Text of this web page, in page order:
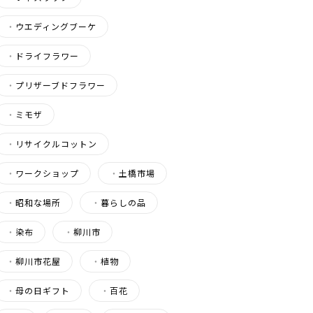
・ ウエディングブーケ
・ ドライフラワー
・ プリザーブドフラワー
・ ミモザ
・ リサイクルコットン
・ ワークショップ ・ 土橋市場
・ 昭和な場所 ・ 暮らしの品
・ 染布 ・ 柳川市
・ 柳川市花屋 ・ 植物
・ 母の日ギフト ・ 百花